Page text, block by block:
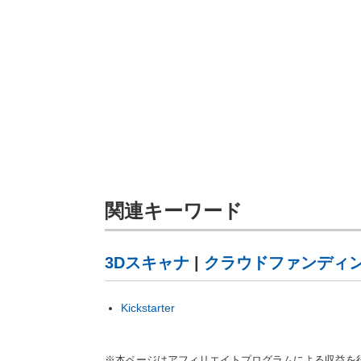
関連キーワード
3Dスキャナ クラウドファンディ
Kickstarter